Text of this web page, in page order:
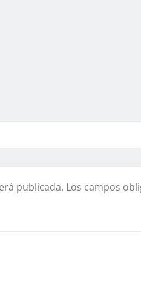
publicada. Los campos